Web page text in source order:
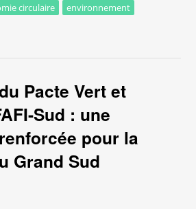
circulaire environnement
Pacte Vert et
Sud : une
pour la
Grand Sud